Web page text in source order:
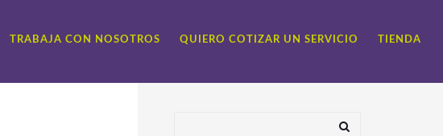
TRABAJA CON NOSOTROS QUIERO COTIZAR UN SERVICIO TIENDA